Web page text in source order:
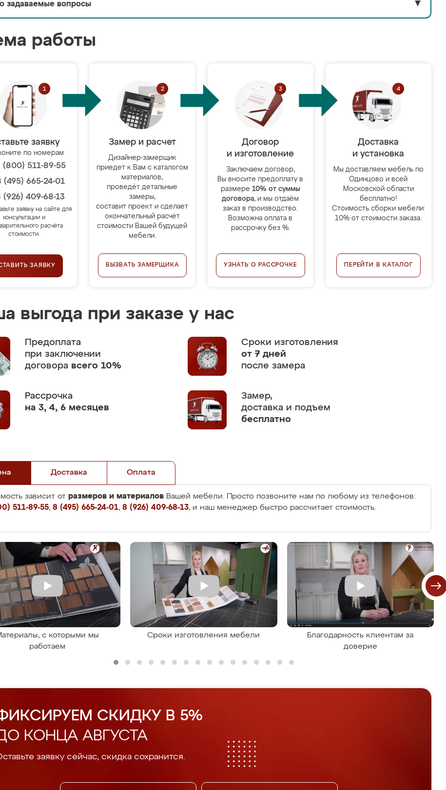
задаваемые вопросы ▼
работы
заявку
по номерам
(800) 511-89-55
(495) 665-24-01
(926) 409-68-13
заявку на сайте для
консультации и
расчёта
стоимости.
ЗАЯВКУ
Замер и расчет
Дизайнер-замерщик
приедет к Вам с каталогом
материалов,
проведёт детальные
замеры,
составит проект и сделает
окончательный расчёт
стоимости Вашей будущей
мебели.
ВЫЗВАТЬ ЗАМЕРЩИКА
Договор
и изготовление
Заключаем договор,
Вы вносите предоплату в
размере 10% от суммы
договора, и мы отдаём
заказ в производство.
Возможна оплата в
рассрочку без %.
УЗНАТЬ О РАССРОЧКЕ
Доставка
и установка
Мы доставляем мебель по
Одинцово и всей
Московской области
бесплатно!
Стоимость сборки мебели:
10% от стоимости заказа.
ПЕРЕЙТИ В КАТАЛОГ
выгода при заказе у нас
Предоплата
при заключении
договора всего 10%
Сроки изготовления
от 7 дней
после замера
Рассрочка
на 3, 4, 6 месяцев
Замер,
доставка и подъем
бесплатно
Доставка Оплата
зависит от размеров и материалов Вашей мебели. Просто позвоните нам по любому из телефонов:
511-89-55, 8 (495) 665-24-01, 8 (926) 409-68-13, и наш менеджер быстро рассчитает стоимость.
с которыми мы
работаем
Сроки изготовления мебели
Благодарность клиентам за
доверие
СКИДКУ В 5%
КОНЦА АВГУСТА
заявку сейчас, скидка сохранится.